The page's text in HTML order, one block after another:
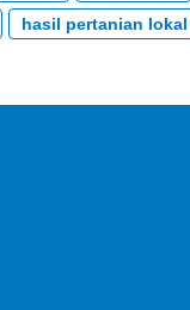
hasil pertanian lokal